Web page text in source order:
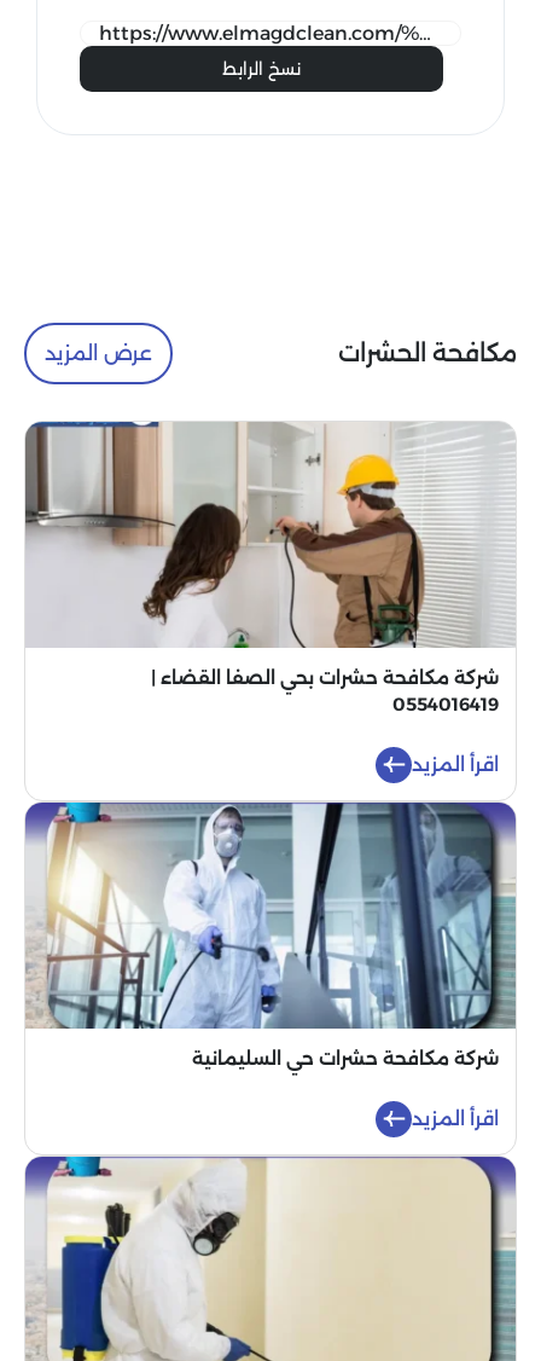
نسخ الرابط
مكافحة الحشرات عرض المزيد
شركة مكافحة حشرات بحي الصفا القضاء |
0554016419
اقرأ المزيد
شركة مكافحة حشرات حي السليمانية
اقرأ المزيد